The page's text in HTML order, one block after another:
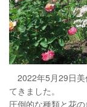
2022年5月29日美
てきました。
圧倒的な種類と花